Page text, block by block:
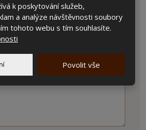
k poskytování služeb,
a analýze návštěvnosti soubory
tohoto webu s tím souhlasíte.
Povolit vše